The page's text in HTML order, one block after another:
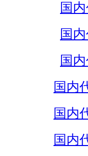
国
国
国
国内
国内
国内